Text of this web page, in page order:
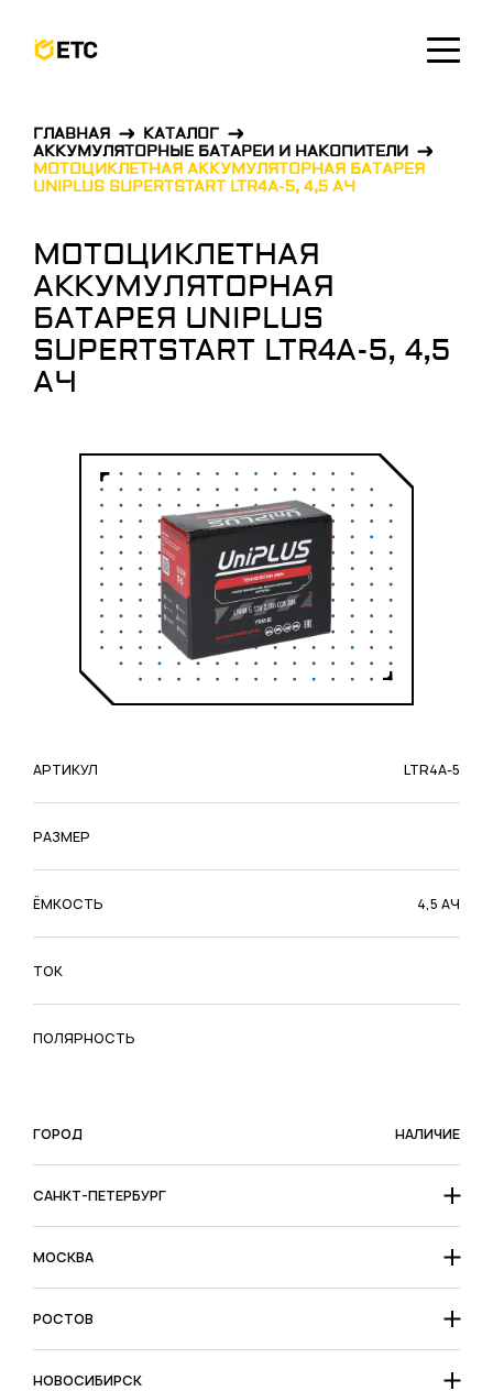
ГЛАВНАЯ
КАТАЛОГ
АККУМУЛЯТОРНЫЕ БАТАРЕИ И НАКОПИТЕЛИ
МОТОЦИКЛЕТНАЯ АККУМУЛЯТОРНАЯ БАТАРЕЯ
UNIPLUS SUPERTSTART LTR4A-5, 4,5 АЧ
МОТОЦИКЛЕТНАЯ
АККУМУЛЯТОРНАЯ
БАТАРЕЯ UNIPLUS
SUPERTSTART LTR4A-5, 4,5
АЧ
АРТИКУЛ LTR4A-5
РАЗМЕР
ЁМКОСТЬ 4,5 АЧ
ТОК
ПОЛЯРНОСТЬ
ГОРОД НАЛИЧИЕ
САНКТ-ПЕТЕРБУРГ
МОСКВА
РОСТОВ
НОВОСИБИРСК